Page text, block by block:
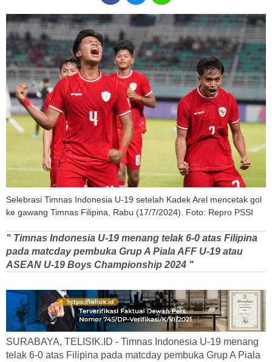
Selebrasi Timnas Indonesia U-19 setelah Kadek Arel mencetak gol
ke gawang Timnas Filipina, Rabu (17/7/2024). Foto: Repro PSSI
" Timnas Indonesia U-19 menang telak 6-0 atas Filipina
pada matcday pembuka Grup A Piala AFF U-19 atau
ASEAN U-19 Boys Championship 2024 "
SURABAYA, TELISIK.ID - Timnas Indonesia U-19 menang
telak 6-0 atas Filipina pada matcday pembuka Grup A Piala